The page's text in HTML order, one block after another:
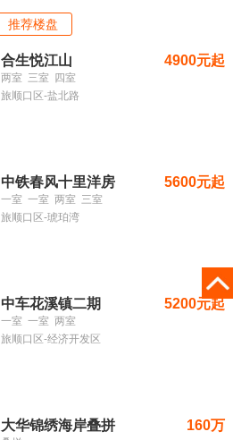
推荐楼盘
合生悦江山 4900元起
两室 三室
四室
旅顺口区-盐北路
中铁春风十里洋房 5600元起
一室一室两室 三室
旅顺口区-琥珀湾
中车花溪镇二期 5200元起
一室一室两室
旅顺口区-经济开发区
大华锦绣海岸叠拼 160万